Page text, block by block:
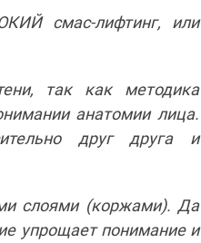
смас-лифтинг, или
так как методика
анатомии лица.
друг друга и
слоями (коржами). Да
упрощает понимание и